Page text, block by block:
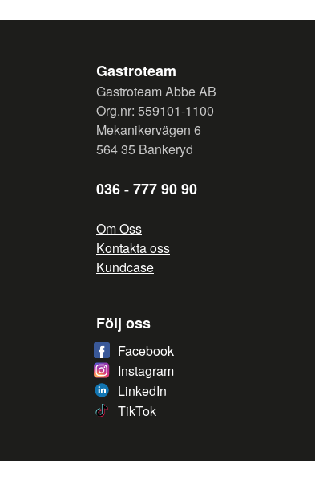
Gastroteam
Gastroteam Abbe AB
Org.nr: 559101-1100
Mekanikervägen 6
564 35 Bankeryd
036 - 777 90 90
Om Oss
Kontakta oss
Kundcase
Följ oss
Facebook
Instagram
LinkedIn
TikTok